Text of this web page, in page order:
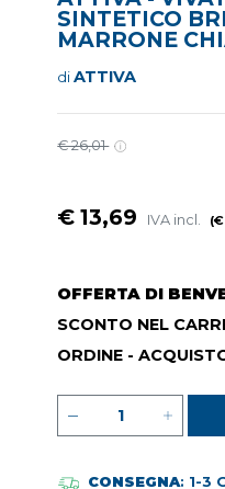
SINTETICO
MARRONE
diATTIVA
€ 26,01
€ 13,69 IVA incl.
OFFERTA DI
SCONTO NEL
ORDINE -
CONSEGNA: 1-3